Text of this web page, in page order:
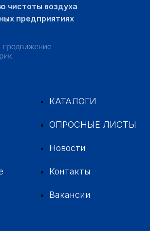
чистоты воздуха
предприятиях
КАТАЛОГИ
ОПРОСНЫЕ ЛИСТЫ
Новости
Контакты
Вакансии